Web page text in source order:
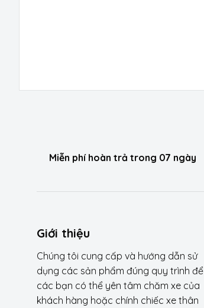
Miễn phí hoàn trả trong 07 ngày
Giới thiệu
Chúng tôi cung cấp và hướng dẫn sử
dụng các sản phẩm đúng quy trình để
các bạn có thể yên tâm chăm xe của
khách hàng hoặc chính chiếc xe thân